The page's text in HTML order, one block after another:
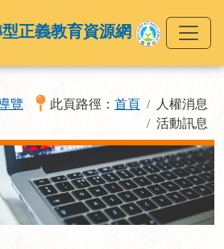
正義教育資源網
覽 此頁路徑： 首頁
人權消息
活動訊息